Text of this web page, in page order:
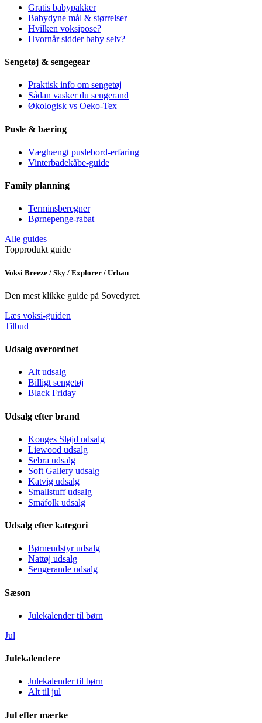
Gratis babypakker
Babydyne mål & størrelser
Hvilken voksipose?
Hvornår sidder baby selv?
Sengetøj & sengegear
Praktisk info om sengetøj
Sådan vasker du sengerand
Økologisk vs Oeko-Tex
Pusle & bæring
Væghængt puslebord-erfaring
Vinterbadekåbe-guide
Family planning
Terminsberegner
Børnepenge-rabat
Alle guides
Topprodukt guide
Voksi Breeze / Sky / Explorer / Urban
Den mest klikke guide på Sovedyret.
Læs voksi-guiden
Tilbud
Udsalg overordnet
Alt udsalg
Billigt sengetøj
Black Friday
Udsalg efter brand
Konges Sløjd udsalg
Liewood udsalg
Sebra udsalg
Soft Gallery udsalg
Katvig udsalg
Smallstuff udsalg
Småfolk udsalg
Udsalg efter kategori
Børneudstyr udsalg
Nattøj udsalg
Sengerande udsalg
Sæson
Julekalender til børn
Jul
Julekalendere
Julekalender til børn
Alt til jul
Jul efter mærke